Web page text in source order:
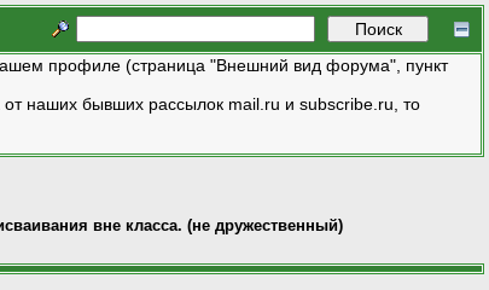
профиле (страница "Внешний вид форума", пункт
наших бывших рассылок mail.ru и subscribe.ru, то
вне класса. (не дружественный)